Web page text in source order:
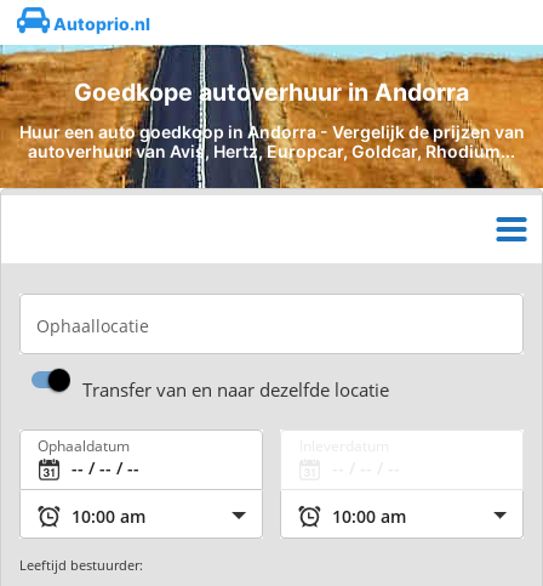
Autoprio.nl
Goedkope autoverhuur in Andorra
Huur een auto goedkoop in Andorra - Vergelijk de prijzen van
autoverhuur van Avis, Hertz, Europcar, Goldcar, Rhodium...
Ophaallocatie
Transfer van en naar dezelfde locatie
Ophaaldatum
Leeftijd bestuurder: